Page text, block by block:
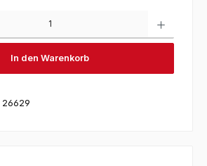
In den Warenkorb
26629